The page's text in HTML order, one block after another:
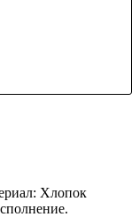
Хлопок